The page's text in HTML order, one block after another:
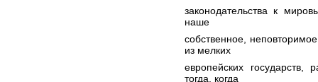
законодательства к
наше
собственное,
из мелких
европейских государств,
тогда, когда